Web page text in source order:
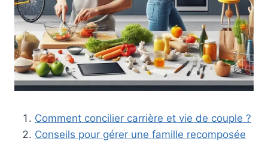
Comment concilier carrière et vie de couple ?
Conseils pour gérer une famille recomposée